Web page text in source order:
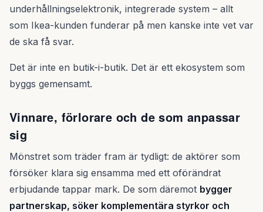
underhållningselektronik, integrerade system – allt
som Ikea-kunden funderar på men kanske inte vet var
de ska få svar.
Det är inte en butik-i-butik. Det är ett ekosystem som
byggs gemensamt.
Vinnare, förlorare och de som anpassar
sig
Mönstret som träder fram är tydligt: de aktörer som
försöker klara sig ensamma med ett oförändrat
erbjudande tappar mark. De som däremot bygger
partnerskap, söker komplementära styrkor och